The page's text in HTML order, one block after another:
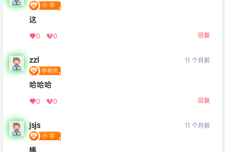
这
0 0 回复
zzl 11 个月前
哈哈哈
0 0 回复
jsjs 11 个月前
棒